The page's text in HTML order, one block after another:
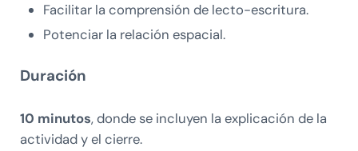
Facilitar la comprensión de lecto-escritura.
Potenciar la relación espacial.
Duración
10 minutos, donde se incluyen la explicación de la
actividad y el cierre.